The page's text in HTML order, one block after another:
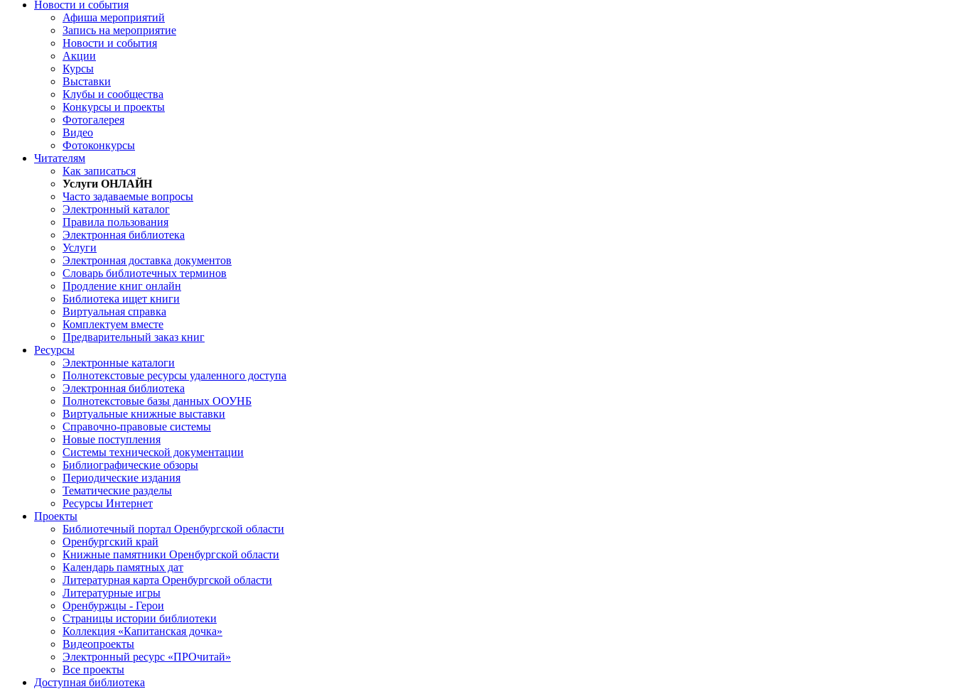
Новости и события
Афиша мероприятий
Запись на мероприятие
Новости и события
Акции
Курсы
Выставки
Клубы и сообщества
Конкурсы и проекты
Фотогалерея
Видео
Фотоконкурсы
Читателям
Как записаться
Услуги ОНЛАЙН
Часто задаваемые вопросы
Электронный каталог
Правила пользования
Электронная библиотека
Услуги
Электронная доставка документов
Словарь библиотечных терминов
Продление книг онлайн
Библиотека ищет книги
Виртуальная справка
Комплектуем вместе
Предварительный заказ книг
Ресурсы
Электронные каталоги
Полнотекстовые ресурсы удаленного доступа
Электронная библиотека
Полнотекстовые базы данных ООУНБ
Виртуальные книжные выставки
Справочно-правовые системы
Новые поступления
Cистемы технической документации
Библиографические обзоры
Периодические издания
Тематические разделы
Ресурсы Интернет
Проекты
Библиотечный портал Оренбургской области
Оренбургский край
Книжные памятники Оренбургской области
Календарь памятных дат
Литературная карта Оренбургской области
Литературные игры
Оренбуржцы - Герои
Страницы истории библиотеки
Коллекция «Капитанская дочка»
Видеопроекты
Электронный ресурс «ПРОчитай»
Все проекты
Доступная библиотека